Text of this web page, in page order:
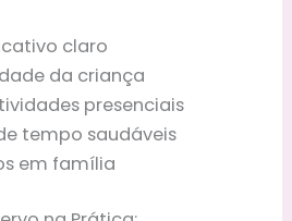
claro
da criança
presenciais
tempo saudáveis
em família